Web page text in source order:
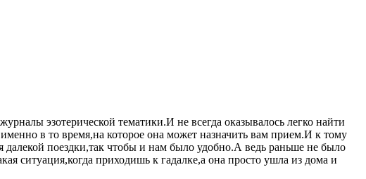
эзотерической тематики.И не всегда оказывалось легко найти
в то время,на которое она может назначить вам прием.И к тому
далекой поездки,так чтобы и нам было удобно.А ведь раньше не было
ситуация,когда приходишь к гадалке,а она просто ушла из дома и